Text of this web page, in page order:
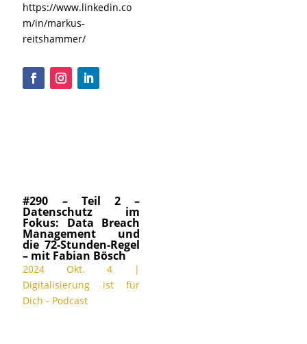
https://www.linkedin.co
m/in/markus-
reitshammer/
#290 – Teil 2 –
Datenschutz im
Fokus: Data Breach
Management und
die 72-Stunden-Regel
– mit Fabian Bösch
2024 Okt. 4 |
Digitalisierung ist für
Dich - Podcast